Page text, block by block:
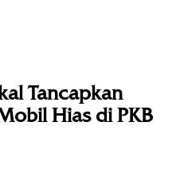
Tancapkan
Hias di PKB